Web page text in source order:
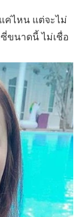
ค่ไหน แต่จะไม่
ขนาดนี้ ไม่เชื่อ